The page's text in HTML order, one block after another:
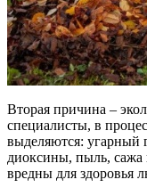
Вторая причина –
специалисты, в
выделяются: угарный
диоксины, пыль, сажа
вредны для здоровья